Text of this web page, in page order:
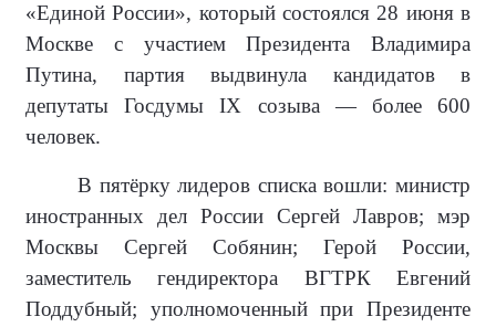
«Единой России», который состоялся 28 июня в
Москве с участием Президента Владимира
Путина, партия выдвинула кандидатов в
депутаты Госдумы IX созыва — более 600
человек.
В пятёрку лидеров списка вошли: министр
иностранных дел России Сергей Лавров; мэр
Москвы Сергей Собянин; Герой России,
заместитель гендиректора ВГТРК Евгений
Поддубный; уполномоченный при Президенте